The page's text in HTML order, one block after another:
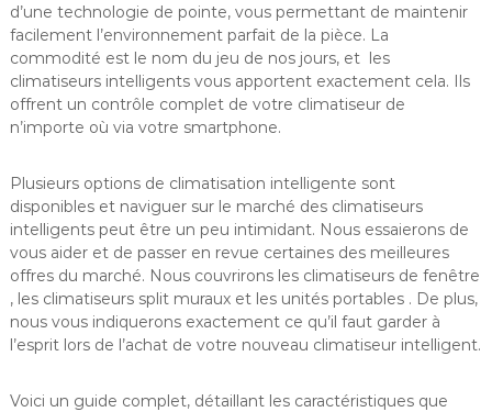
d’une technologie de pointe, vous permettant de maintenir
facilement l’environnement parfait de la pièce. La
commodité est le nom du jeu de nos jours, et les
climatiseurs intelligents vous apportent exactement cela. Ils
offrent un contrôle complet de votre climatiseur de
n’importe où via votre smartphone.
Plusieurs options de climatisation intelligente sont
disponibles et naviguer sur le marché des climatiseurs
intelligents peut être un peu intimidant. Nous essaierons de
vous aider et de passer en revue certaines des meilleures
offres du marché. Nous couvrirons les climatiseurs de fenêtre
, les climatiseurs split muraux et les unités portables . De plus,
nous vous indiquerons exactement ce qu’il faut garder à
l’esprit lors de l’achat de votre nouveau climatiseur intelligent.
Voici un guide complet, détaillant les caractéristiques que